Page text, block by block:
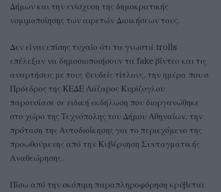
Δήμων και την ενίσχυση της δημοκρατικής
νομιμοποίησης των αιρετών Διοικήσεων τους.
Δεν είναι επίσης τυχαίο ότι τα γνωστά trolls
επέλεξαν να δημοσιοποιήσουν τα fake βίντεο και τις
αναρτήσεις με τους ψευδείς τίτλους, την ημέρα που ο
Πρόεδρος της ΚΕΔΕ Λάζαρος Κυρίζογλου
παρουσίασε σε ειδική εκδήλωση που διοργανώθηκε
στο χώρο της Τεχνόπολης του Δήμου Αθηναίων, την
πρόταση της Αυτοδιοίκησης για το περιεχόμενο της
προωθούμενης από την Κυβέρνηση Συνταγματικής
Αναθεώρησης.
Πίσω από την σκόπιμη παραπληροφόρηση κρύβεται